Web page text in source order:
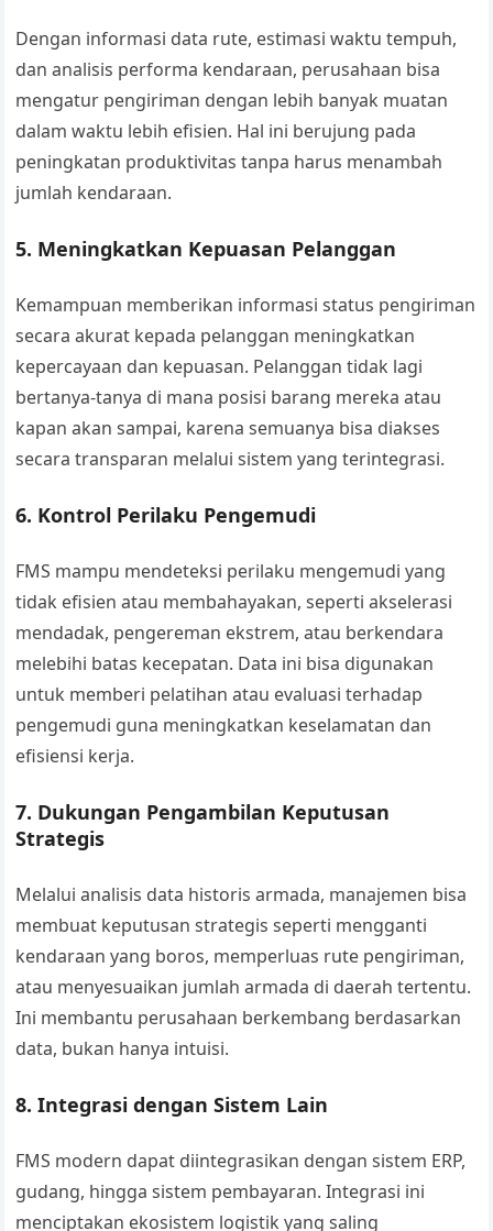
Dengan informasi data rute, estimasi waktu tempuh,
dan analisis performa kendaraan, perusahaan bisa
mengatur pengiriman dengan lebih banyak muatan
dalam waktu lebih efisien. Hal ini berujung pada
peningkatan produktivitas tanpa harus menambah
jumlah kendaraan.
5. Meningkatkan Kepuasan Pelanggan
Kemampuan memberikan informasi status pengiriman
secara akurat kepada pelanggan meningkatkan
kepercayaan dan kepuasan. Pelanggan tidak lagi
bertanya-tanya di mana posisi barang mereka atau
kapan akan sampai, karena semuanya bisa diakses
secara transparan melalui sistem yang terintegrasi.
6. Kontrol Perilaku Pengemudi
FMS mampu mendeteksi perilaku mengemudi yang
tidak efisien atau membahayakan, seperti akselerasi
mendadak, pengereman ekstrem, atau berkendara
melebihi batas kecepatan. Data ini bisa digunakan
untuk memberi pelatihan atau evaluasi terhadap
pengemudi guna meningkatkan keselamatan dan
efisiensi kerja.
7. Dukungan Pengambilan Keputusan
Strategis
Melalui analisis data historis armada, manajemen bisa
membuat keputusan strategis seperti mengganti
kendaraan yang boros, memperluas rute pengiriman,
atau menyesuaikan jumlah armada di daerah tertentu.
Ini membantu perusahaan berkembang berdasarkan
data, bukan hanya intuisi.
8.Integrasi dengan Sistem Lain
FMS modern dapat diintegrasikan dengan sistem ERP,
gudang, hingga sistem pembayaran. Integrasi ini
menciptakan ekosistem logistik yang saling